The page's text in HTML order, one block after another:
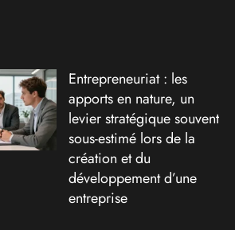
Entrepreneuriat : les
apports en nature, un
levier stratégique souvent
sous-estimé lors de la
création et du
développement d’une
entreprise